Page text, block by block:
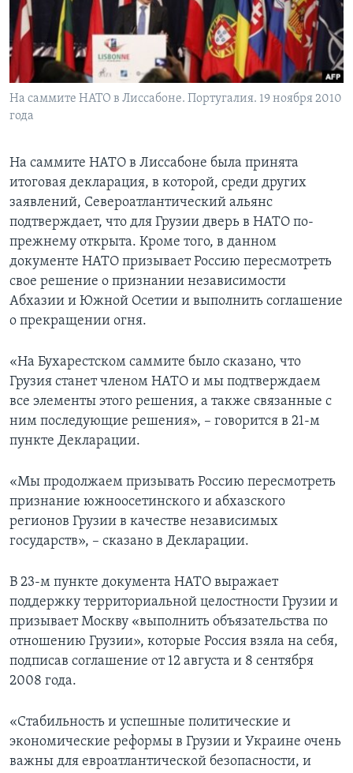
Learning English
СОЦИАЛЬНЫЕ СЕТИ
На саммите НАТО в Лиссабоне. Португалия. 19 ноября 2010
года
На саммите НАТО в Лиссабоне была принята
итоговая декларация, в которой, среди других
заявлений, Североатлантический альянс
подтверждает, что для Грузии дверь в НАТО по-
прежнему открыта. Кроме того, в данном
документе НАТО призывает Россию пересмотреть
свое решение о признании независимости
Абхазии и Южной Осетии и выполнить соглашение
о прекращении огня.
«На Бухарестском саммите было сказано, что
Грузия станет членом НАТО и мы подтверждаем
все элементы этого решения, а также связанные с
ним последующие решения», – говорится в 21-м
пункте Декларации.
«Мы продолжаем призывать Россию пересмотреть
признание южноосетинского и абхазского
регионов Грузии в качестве независимых
государств», – сказано в Декларации.
В 23-м пункте документа НАТО выражает
поддержку территориальной целостности Грузии и
призывает Москву «выполнить объязательства по
отношению Грузии», которые Россия взяла на себя,
подписав соглашение от 12 августа и 8 сентября
2008 года.
«Стабильность и успешные политические и
экономические реформы в Грузии и Украине очень
важны для евроатлантической безопасности, и